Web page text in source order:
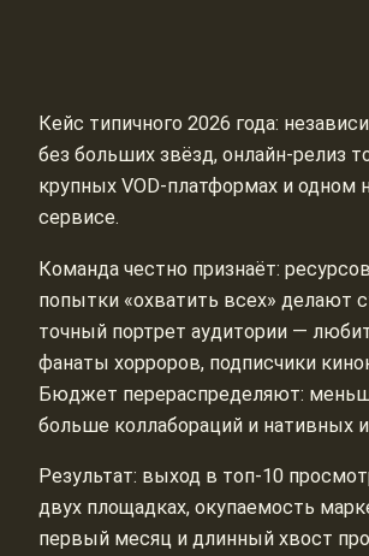
Кейс типичного 2026 года:
без больших звёзд, онлайн‑релиз
крупных VOD‑платформах и
сервисе.
Команда честно признаёт:
попытки «охватить всех» делают
точный портрет аудитории —
фанаты хорроров, подписчики
Бюджет перераспределяют:
больше коллабораций и нативных
Результат: выход в топ‑10
двух площадках, окупаемость
первый месяц и длинный хвост